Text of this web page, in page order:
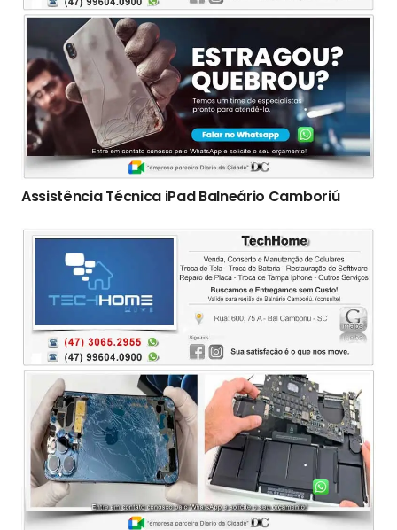
Assistência Técnica iPad Balneário Camboriú